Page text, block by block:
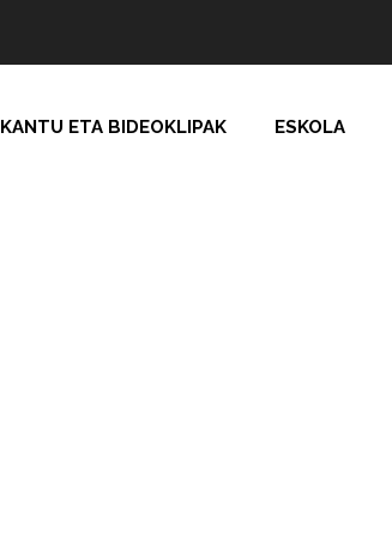
KANTU ETA BIDEOKLIPAK ESKOLA